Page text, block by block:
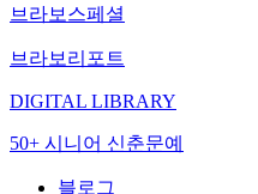
브라보스페셜
브라보리포트
DIGITAL LIBRARY
50+ 시니어 신춘문예
블로그